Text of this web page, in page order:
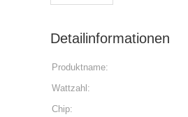
Detailinformationen
Produktname:
Wattzahl:
Chip: